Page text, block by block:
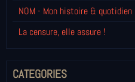
NOM - Mon histoire & quotidien
La censure, elle assure !
CATEGORIES